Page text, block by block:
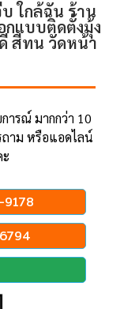
ใกล้ฉัน ร้าน
กแบบติดตั้งมุ้ง
สีทน วัดหน้า
ารณ์ มากกว่า 10
าม หรือแอดไลน์